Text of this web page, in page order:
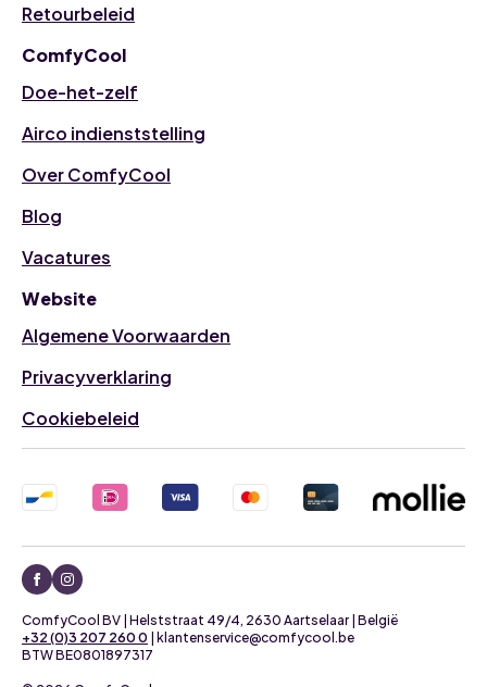
Retourbeleid
ComfyCool
Doe-het-zelf
Airco indienststelling
Over ComfyCool
Blog
Vacatures
Website
Algemene Voorwaarden
Privacyverklaring
Cookiebeleid
+32 (0)3 207 260 0 | klantenservice@comfycool.be
BTW BE0801897317
ComfyCool BV | Helststraat 49/4, 2630 Aartselaar | België